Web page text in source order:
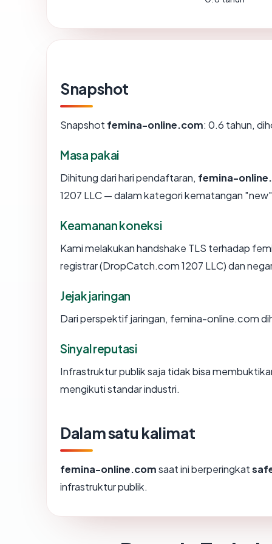
Snapshot
Snapshot femina-online.com: 0.6 tahun,
Masa pakai
Dihitung dari hari pendaftaran, femina-
1207 LLC — dalam kategori kematangan
Keamanan koneksi
Kami melakukan handshake TLS terhadap
registrar (DropCatch.com 1207 LLC) dan
Jejak jaringan
Dari perspektif jaringan, femina-online.com
Sinyal reputasi
Infrastruktur publik saja tidak bisa
mengikuti standar industri.
Dalam satu kalimat
femina-online.comsaat ini berperingkat
infrastruktur publik.